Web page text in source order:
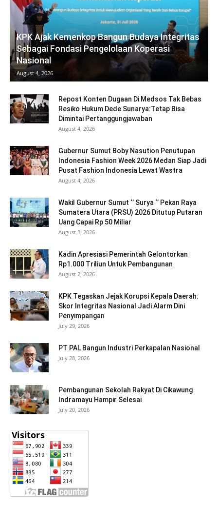
KPK Ajak Kemenkop Bangun Budaya Integritas
Sebagai Fondasi Pengelolaan Koperasi
Nasional
August 4, 2026
Repost Konten Dugaan Di Medsos Tak Bebas
Resiko Hukum Dede Sunarya:Tetap Bisa
Dimintai Pertanggungjawaban
August 4, 2026
Gubernur Sumut Boby Nasution Penutupan
Indonesia Fashion Week 2026 Medan Siap Jadi
Pusat Fashion Indonesia Lewat Wastra
August 4, 2026
Wakil Gubernur Sumut ‘’ Surya ‘’ Pekan Raya
Sumatera Utara (PRSU) 2026 Ditutup Putaran
Uang Capai Rp 50 Miliar
August 3, 2026
Kadin Apresiasi Pemerintah Gelontorkan
Rp1.000 Triliun Untuk Pembangunan
August 2, 2026
KPK Tegaskan Jejak Korupsi Kepala Daerah:
Skor Integritas Nasional Jadi Alarm Dini
Penyimpangan
July 29, 2026
PT PAL Bangun Industri Perkapalan Nasional
July 28, 2026
Pembangunan Sekolah Rakyat Di Cikawung
Indramayu Hampir Selesai
July 20, 2026